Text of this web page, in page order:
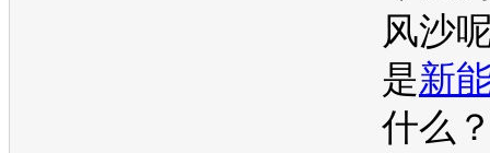
风沙
是新
什么